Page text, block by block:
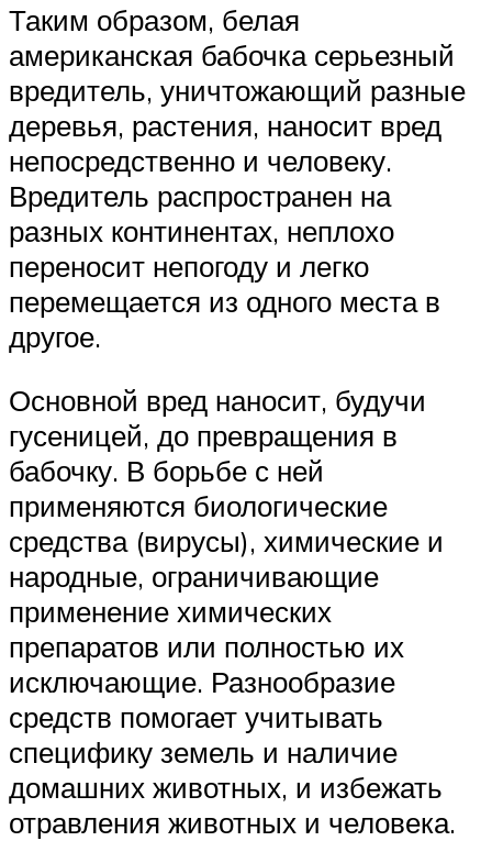
Таким образом, белая
американская бабочка серьезный
вредитель, уничтожающий разные
деревья, растения, наносит вред
непосредственно и человеку.
Вредитель распространен на
разных континентах, неплохо
переносит непогоду и легко
перемещается из одного места в
другое.
Основной вред наносит, будучи
гусеницей, до превращения в
бабочку. В борьбе с ней
применяются биологические
средства (вирусы), химические и
народные, ограничивающие
применение химических
препаратов или полностью их
исключающие. Разнообразие
средств помогает учитывать
специфику земель и наличие
домашних животных, и избежать
отравления животных и человека.